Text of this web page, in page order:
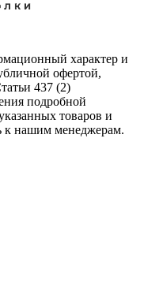
характер и
офертой,
437 (2)
подробной
товаров и
к нашим менеджерам.